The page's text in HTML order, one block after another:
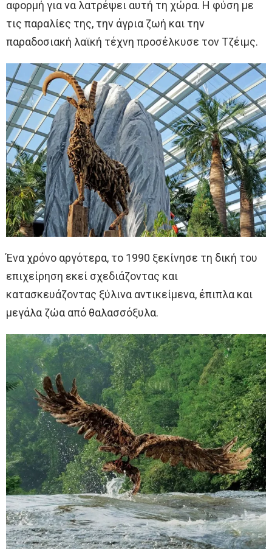
αφορμή για να λατρέψει αυτή τη χώρα. Η φύση με
τις παραλίες της, την άγρια ​​ζωή και την
παραδοσιακή λαϊκή τέχνη προσέλκυσε τον Τζέιμς.
Ένα χρόνο αργότερα, το 1990 ξεκίνησε τη δική του
επιχείρηση εκεί σχεδιάζοντας και
κατασκευάζοντας ξύλινα αντικείμενα, έπιπλα και
μεγάλα ζώα από θαλασσόξυλα.